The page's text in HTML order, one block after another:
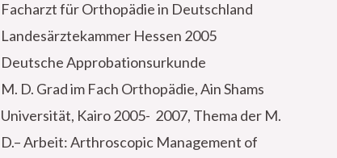
Facharzt für Orthopädie in Deutschland
Landesärztekammer Hessen 2005
Deutsche Approbationsurkunde
M. D. Grad im Fach Orthopädie, Ain Shams
Universität, Kairo 2005- 2007, Thema der M.
D.– Arbeit: Arthroscopic Management of